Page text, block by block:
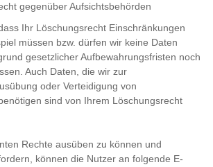
gegenüber Aufsichtsbehörden
Ihr Löschungsrecht Einschränkungen
müssen bzw. dürfen wir keine Daten
gesetzlicher Aufbewahrungsfristen noch
Auch Daten, die wir zur
oder Verteidigung von
sind von Ihrem Löschungsrecht
Rechte ausüben zu können und
können die Nutzer an folgende E-